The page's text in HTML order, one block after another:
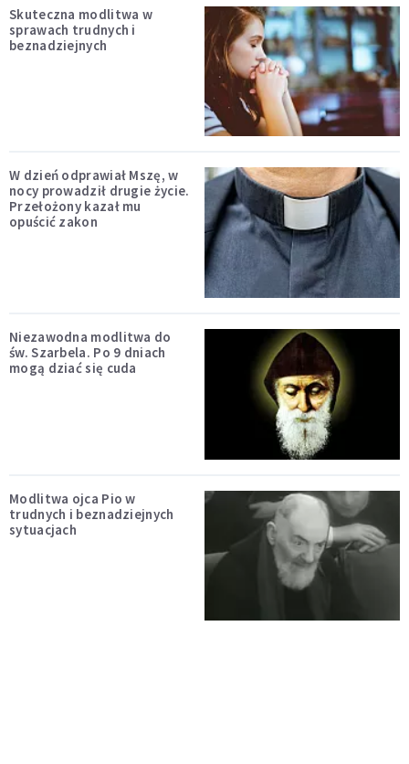
Skuteczna modlitwa w
sprawach trudnych i
beznadziejnych
W dzień odprawiał Mszę, w
nocy prowadził drugie życie.
Przełożony kazał mu
opuścić zakon
Niezawodna modlitwa do
św. Szarbela. Po 9 dniach
mogą dziać się cuda
Modlitwa ojca Pio w
trudnych i beznadziejnych
sytuacjach